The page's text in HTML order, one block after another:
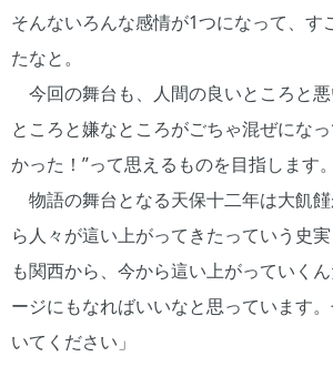
そんないろんな感情が1つになって、す
たなと。
今回の舞台も、人間の良いところと
ところと嫌なところがごちゃ混ぜにな
かった！”って思えるものを目指します。
物語の舞台となる天保十二年は大飢
ら人々が這い上がってきたっていう史
も関西から、今から這い上がっていく
ージにもなればいいなと思っています
いてください」